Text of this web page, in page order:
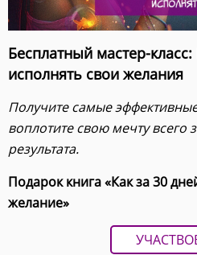
Бесплатный мастер-
исполнять свои желания
Получите самые
воплотите свою мечту всего
результата.
Подарок книга «Как за 30
желание»